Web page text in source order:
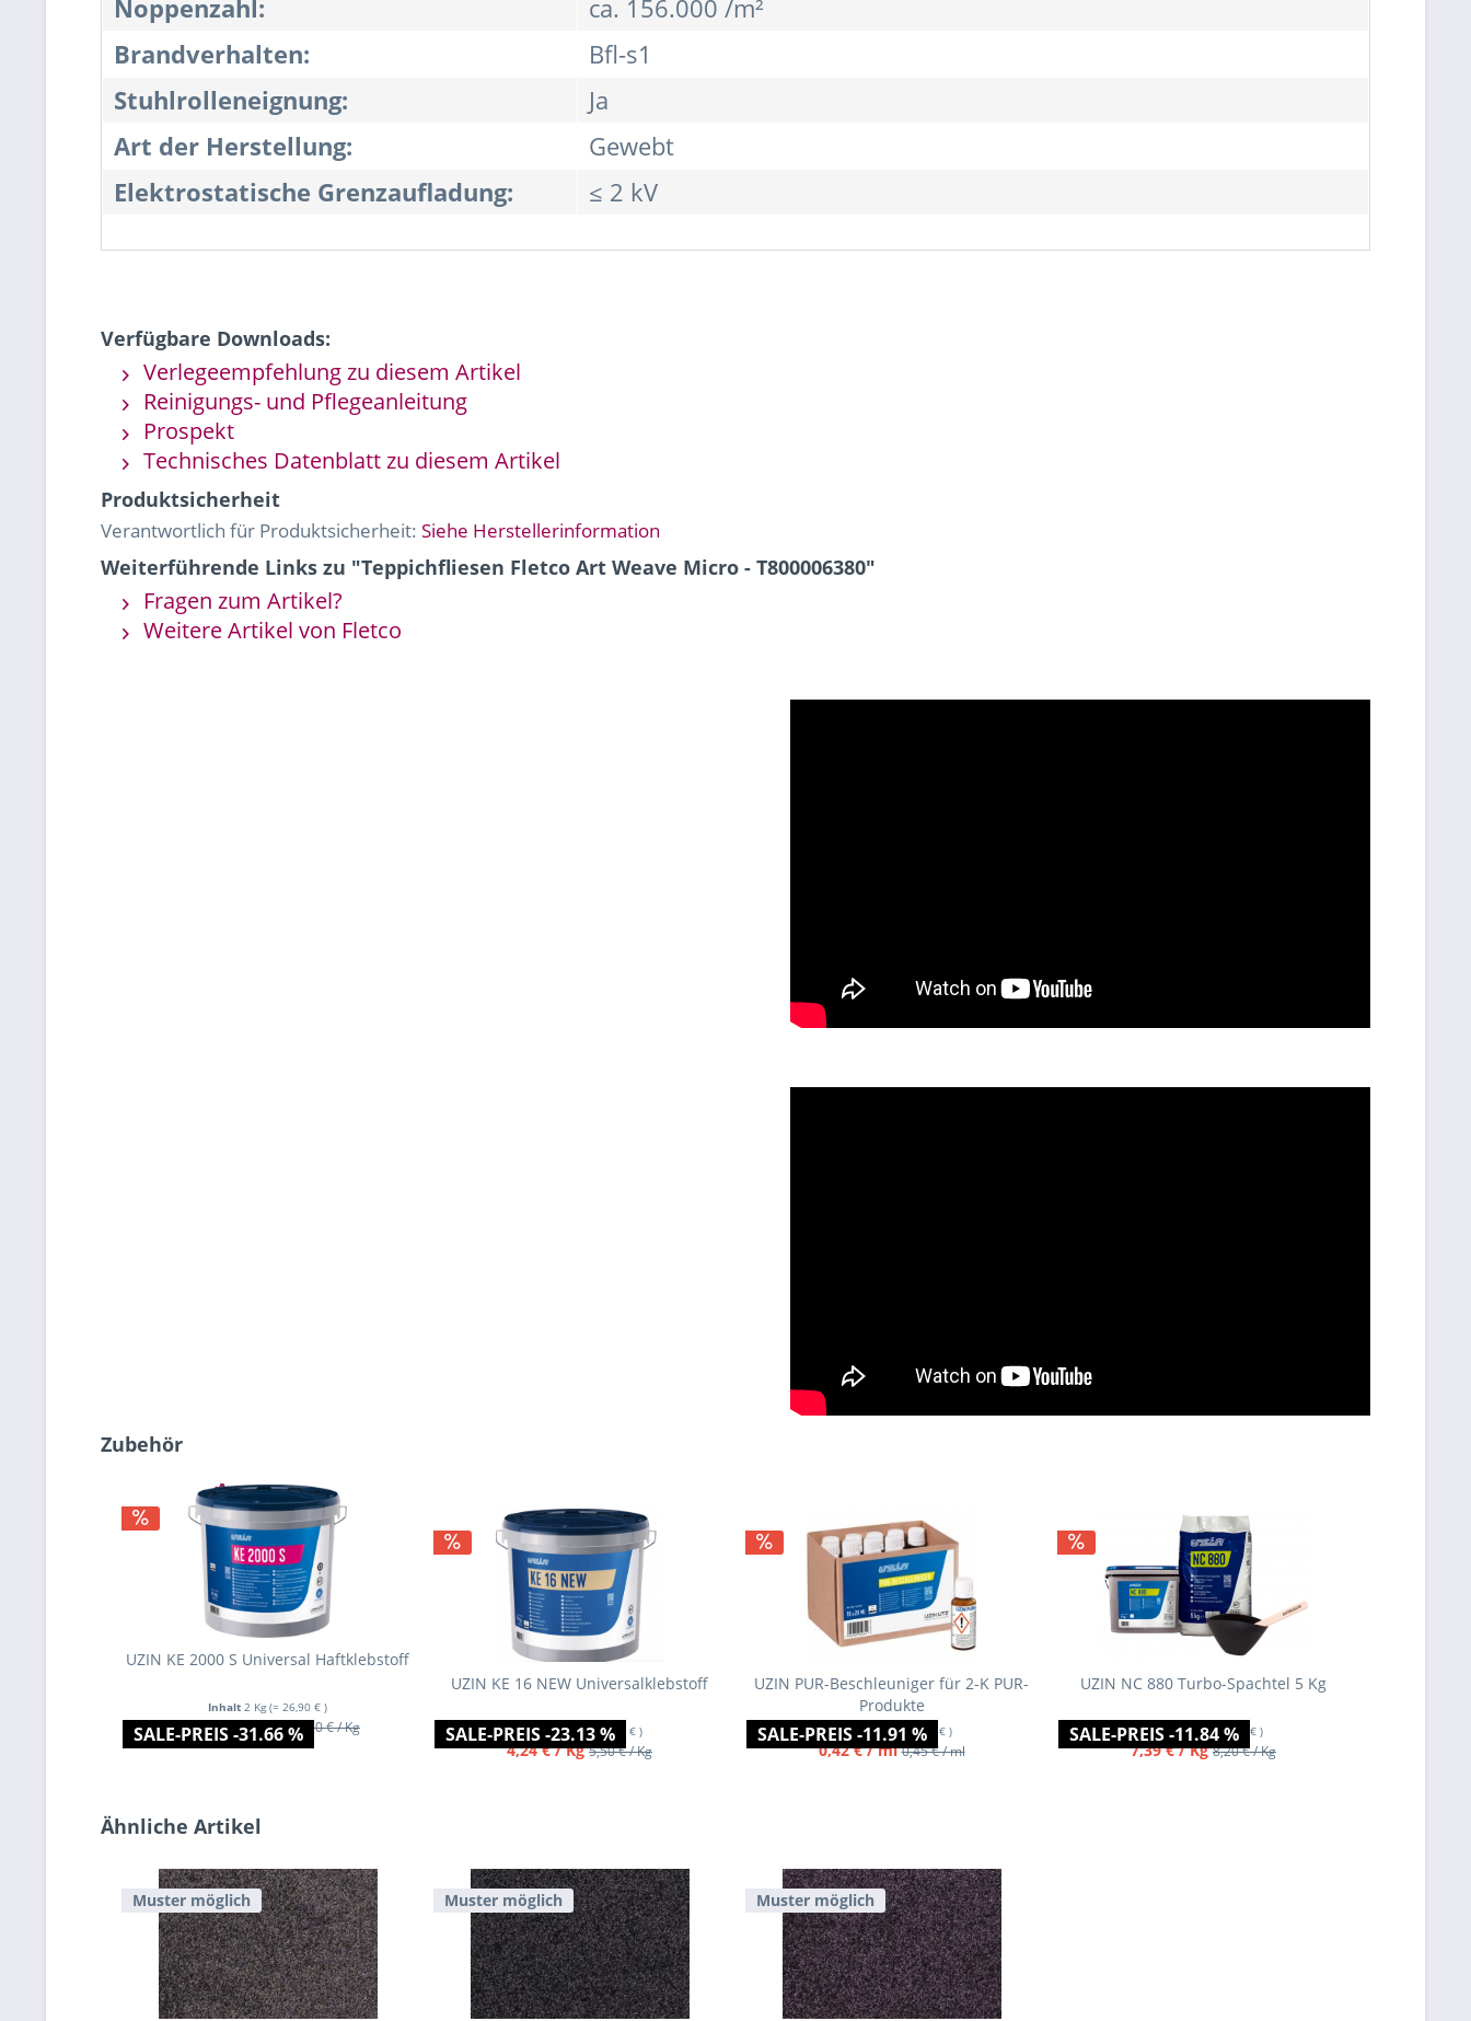
Noppenzahl:
ca. 156.000 /m²
Brandverhalten:
Bfl-s1
Stuhlrolleneignung:
Ja
Art der Herstellung:
Gewebt
Elektrostatische Grenzaufladung:
≤ 2 kV
Verfügbare Downloads:
Verlegeempfehlung zu diesem Artikel
Reinigungs- und Pflegeanleitung
Prospekt
Technisches Datenblatt zu diesem Artikel
Produktsicherheit
Verantwortlich für Produktsicherheit: Siehe Herstellerinformation
Weiterführende Links zu "Teppichfliesen Fletco Art Weave Micro - T800006380"
Fragen zum Artikel?
Weitere Artikel von Fletco
Zubehör
SALE-PREIS -31.66 %
UZIN KE 2000 S Universal Haftklebstoff
Inhalt 2 Kg (= 26,90 € )
ab 13,45 € / Kg 19,50 € / Kg
Varianten
SALE-PREIS -23.13 %
UZIN KE 16 NEW Universalklebstoff
Inhalt14 Kg(= 59,30 € )
4,24 € / Kg 5,50 € / Kg
SALE-PREIS -11.91 %
UZIN PUR-Beschleuniger für 2-K PUR-
Produkte
Inhalt20 ml(= 8,36 € )
0,42 € / ml 0,45 € / ml
SALE-PREIS -11.84 %
UZIN NC 880 Turbo-Spachtel 5 Kg
Inhalt5 Kg(= 36,94 € )
7,39 € / Kg 8,20 € / Kg
Ähnliche Artikel
Muster möglich Muster möglich Muster möglich